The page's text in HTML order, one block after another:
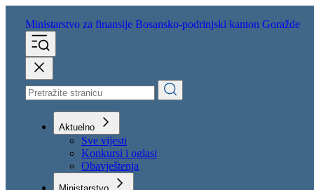
Ministarstvo za finansije
Aktuelno
Sve vijesti